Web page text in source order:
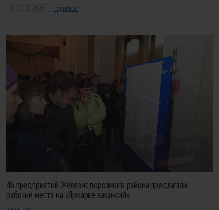
0 2085 Подробнее
46 предприятий Железнодорожного района предлагали
рабочие места на «Ярмарке вакансий»